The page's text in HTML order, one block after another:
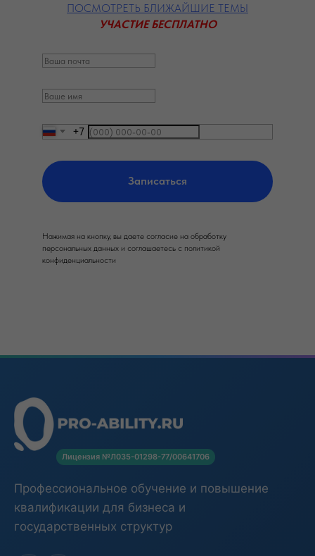
ПОСМОТРЕТЬ БЛИЖАЙШИЕ ТЕМЫ
УЧАСТИЕ БЕСПЛАТНО
+7
Записаться
Нажимая на кнопку, вы даете согласие на обработку
персональных данных и соглашаетесь c политикой
конфиденциальности
Лицензия №Л035-01298-77/00641706
Профессиональное обучение и повышение
квалификации для бизнеса и
государственных структур